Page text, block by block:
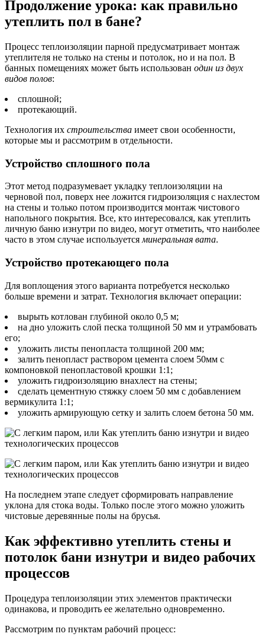
Продолжение урока: как правильно
утеплить пол в бане?
Процесс теплоизоляции парной предусматривает монтаж
утеплителя не только на стены и потолок, но и на пол. В
банных помещениях может быть использован один из двух
видов полов:
сплошной;
протекающий.
Технология их строительства имеет свои особенности,
которые мы и рассмотрим в отдельности.
Устройство сплошного пола
Этот метод подразумевает укладку теплоизоляции на
черновой пол, поверх нее ложится гидроизоляция с нахлестом
на стены и только потом производится монтаж чистового
напольного покрытия. Все, кто интересовался, как утеплить
личную баню изнутри по видео, могут отметить, что наиболее
часто в этом случае используетсяминеральная вата.
Устройство протекающего пола
Для воплощения этого варианта потребуется несколько
больше времени и затрат. Технология включает операции:
вырыть котлован глубиной около 0,5 м;
на дно уложить слой песка толщиной 50 мм и утрамбовать
его;
уложить листы пенопласта толщиной 200 мм;
залить пенопласт раствором цемента слоем 50мм с
компоновкой пенопластовой крошки 1:1;
уложить гидроизоляцию внахлест на стены;
сделать цементную стяжку слоем 50 мм с добавлением
вермикулита 1:1;
уложить армирующую сетку и залить слоем бетона 50 мм.
На последнем этапе следует сформировать направление
уклона для стока воды. Только после этого можно уложить
чистовые деревянные полы на брусья.
Как эффективно утеплить стены и
потолок бани изнутри и видео рабочих
процессов
Процедура теплоизоляции этих элементов практически
одинакова, и проводить ее желательно одновременно.
Рассмотрим по пунктам рабочий процесс: